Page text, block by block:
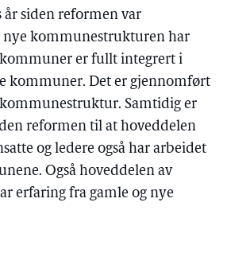
år siden reformen var
kommunestrukturen har
kommuner er fullt integrert i
kommuner. Det er gjennomført
Samtidig er
reformen til at hoveddelen
og ledere også har arbeidet
Også hoveddelen av
erfaring fra gamle og nye